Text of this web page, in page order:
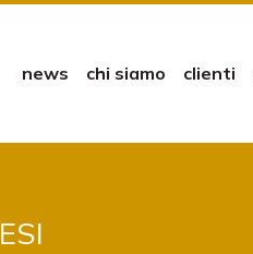
news chi siamo clienti